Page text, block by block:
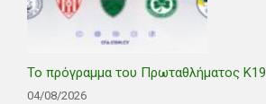
Το πρόγραμμα του Πρωταθλήματος Κ19
04/08/2026